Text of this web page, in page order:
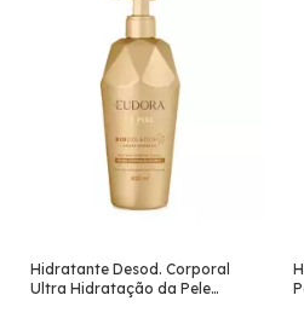
Hidratante Desod. Corporal
Ultra Hidratação da Pele